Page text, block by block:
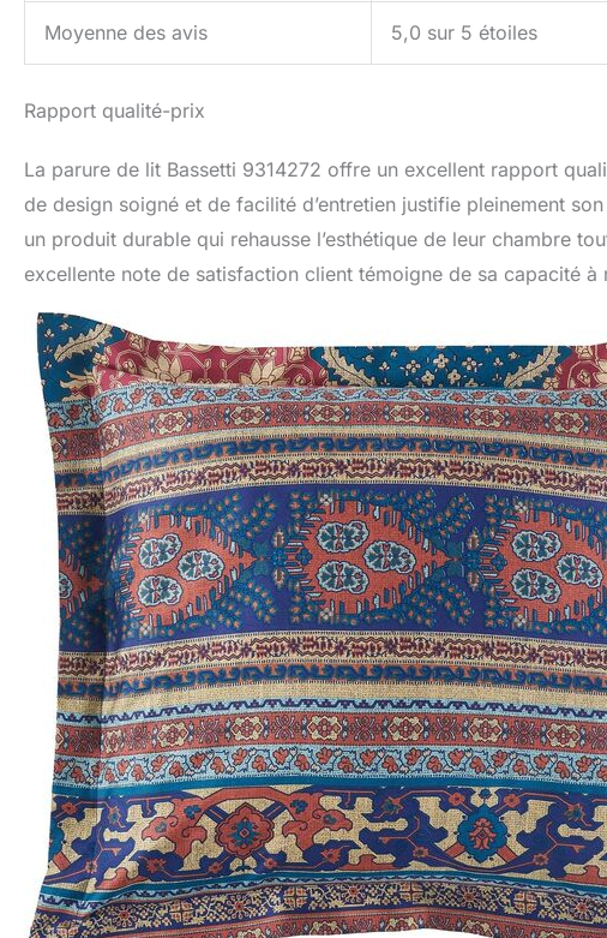
Moyenne des avis 5,0 sur 5 étoiles
Rapport qualité-prix
La parure de lit Bassetti 9314272 offre un excellent rapport
de design soigné et de facilité d’entretien justifie pleinement
un produit durable qui rehausse l’esthétique de leur chambre
excellente note de satisfaction client témoigne de sa capacité